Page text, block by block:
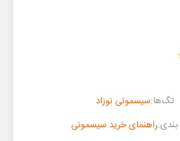
تگ‌ها:سیسمونی نوزاد
راهنمای خرید سیسمونی